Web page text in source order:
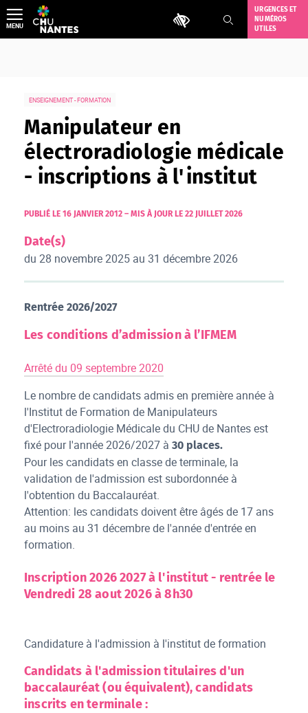
Aller
au
contenu
Outils d'accessibilité
URGENCES ET
NUMÉROS
UTILES
MENU
ENSEIGNEMENT - FORMATION
Manipulateur en
électroradiologie médicale
- inscriptions à l'institut
PUBLIÉ LE 16 JANVIER 2012 – MIS À JOUR LE 22 JUILLET 2026
Date(s)
du 28 novembre 2025 au 31 décembre 2026
Rentrée 2026/2027
Les conditions d’admission à l’IFMEM
Arrêté du 09 septembre 2020
Le nombre de candidats admis en première année à
l'Institut de Formation de Manipulateurs
d'Electroradiologie Médicale du CHU de Nantes est
fixé pour l'année 2026/2027 à30 places.
Pour les candidats en classe de terminale, la
validation de l'admission est subordonnée à
l'obtention du Baccalauréat.
Attention: les candidats doivent être âgés de 17 ans
au moins au 31 décembre de l'année d'entrée en
formation.
Inscription 2026 2027 à l'institut - rentrée le
Vendredi 28 aout 2026 à 8h30
Candidature à l'admission à l'institut de formation
Candidats à l'admission titulaires d'un
baccalauréat (ou équivalent), candidats
inscrits en terminale :